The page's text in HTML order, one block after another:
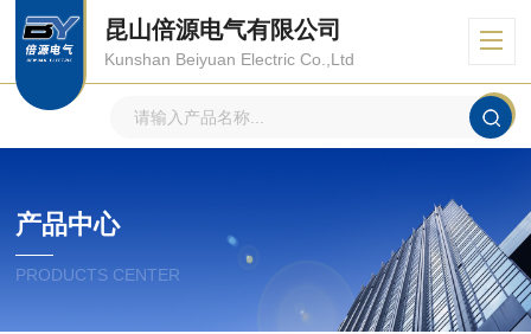
昆山倍源电气有限公司
Kunshan Beiyuan Electric Co.,Ltd
产品中心
PRODUCTS CENTER